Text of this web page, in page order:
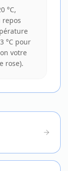
°C,
repos
°C pour
votre
rose).